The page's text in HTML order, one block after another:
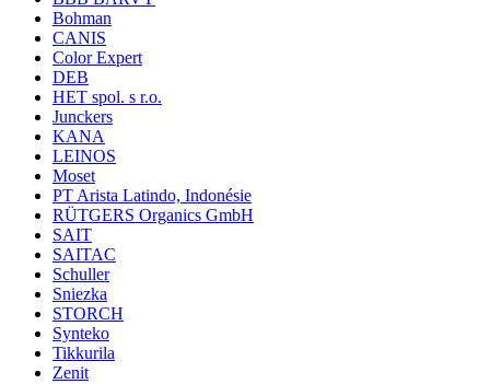
Bohman
CANIS
Color Expert
DEB
HET spol. s r.o.
Junckers
KANA
LEINOS
Moset
PT Arista Latindo, Indonésie
RÜTGERS Organics GmbH
SAIT
SAITAC
Schuller
Sniezka
STORCH
Synteko
Tikkurila
Zenit